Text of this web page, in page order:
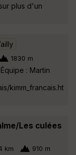
plus d'un
1830 m
: Martin
kimm_francais.ht
Les culées
km 910 m